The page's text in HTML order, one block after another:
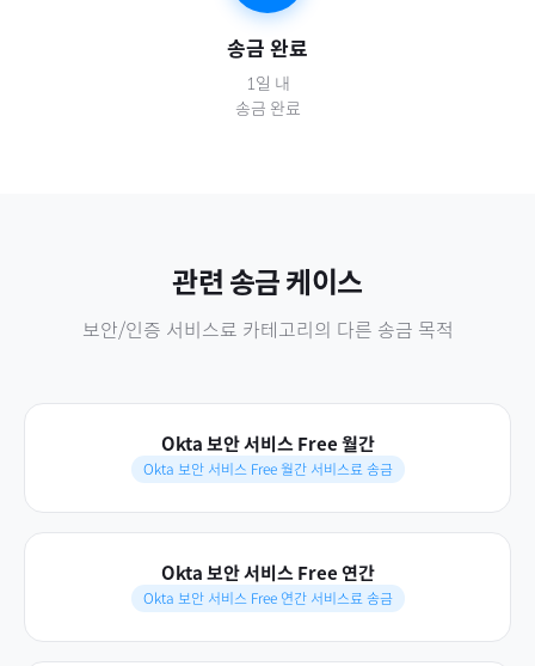
송금 완료
1일 내
송금 완료
관련 송금 케이스
보안/인증 서비스료 카테고리의 다른 송금 목적
Okta 보안 서비스 Free 월간
Okta 보안 서비스 Free 월간 서비스료 송금
Okta 보안 서비스 Free 연간
Okta 보안 서비스 Free 연간 서비스료 송금